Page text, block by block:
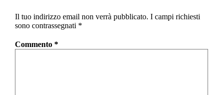
Il tuo indirizzo email non verrà pubblicato. I campi richiesti
sono contrassegnati *
Commento *